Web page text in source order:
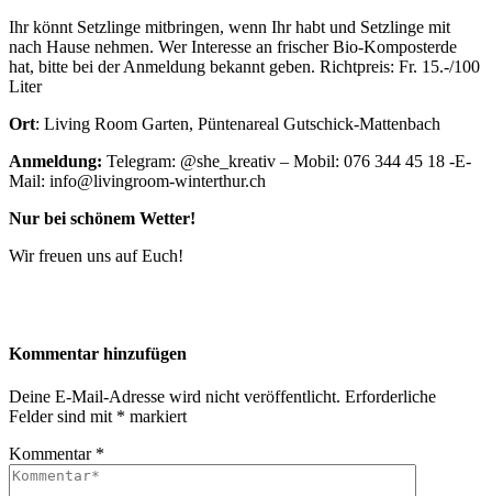
Ihr könnt Setzlinge mitbringen, wenn Ihr habt und Setzlinge mit
nach Hause nehmen. Wer Interesse an frischer Bio-Komposterde
hat, bitte bei der Anmeldung bekannt geben. Richtpreis: Fr. 15.-/100
Liter
Ort: Living Room Garten, Püntenareal Gutschick-Mattenbach
Anmeldung: Telegram: @she_kreativ – Mobil: 076 344 45 18 -E-
Mail: info@livingroom-winterthur.ch
Nur bei schönem Wetter!
Wir freuen uns auf Euch!
Kommentar hinzufügen
Deine E-Mail-Adresse wird nicht veröffentlicht. Erforderliche
Felder sind mit * markiert
Kommentar *